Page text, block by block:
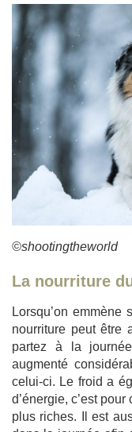
©shootingtheworld
La nourriture
Lorsqu’on
nourriture peut être
partez à la
augmenté
celui-ci. Le froid a
d’énergie, c’est
plus riches. Il est